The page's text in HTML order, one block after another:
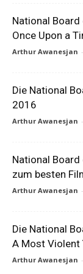
National
Once Upon a
Arthur Awanesjan -
Die National
2016
Arthur Awanesjan -
National Board
zum besten
Arthur Awanesjan -
Die National
A Most Violent
Arthur Awanesjan -